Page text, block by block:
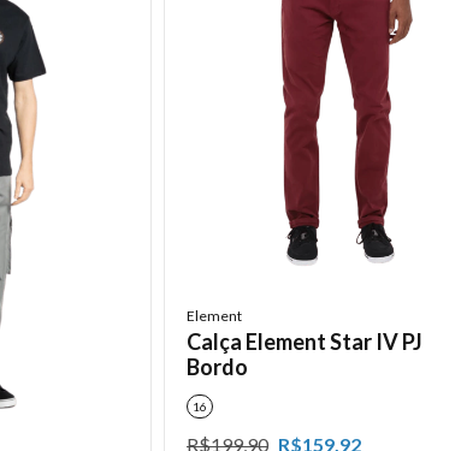
Element
Calça Element Star IV PJ
Bordo
16
R$199,90 R$159,92